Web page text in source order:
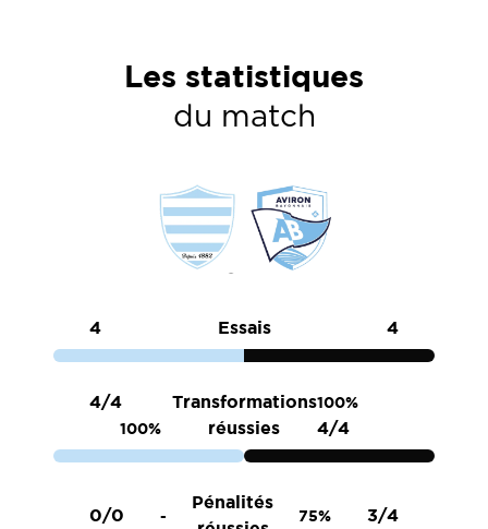
Les statistiques
du match
4 Essais 4
4/4
100%
Transformations
réussies
100%
4/4
0/0 -
Pénalités
75% 3/4